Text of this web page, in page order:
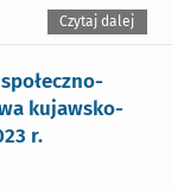
Czytaj dalej
kujawsko-
r.